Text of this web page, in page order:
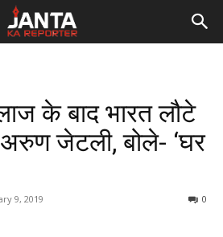
के बाद भारत लौटे
जेटली, बोले- ‘घर
9, 2019 0